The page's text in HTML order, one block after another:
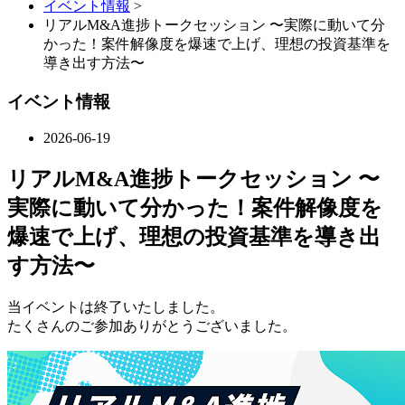
イベント情報 >
リアルM&A進捗トークセッション 〜実際に動いて分
かった！案件解像度を爆速で上げ、理想の投資基準を
導き出す方法〜
イベント情報
2026-06-19
リアルM&A進捗トークセッション 〜
実際に動いて分かった！案件解像度を
爆速で上げ、理想の投資基準を導き出
す方法〜
当イベントは終了いたしました。
たくさんのご参加ありがとうございました。